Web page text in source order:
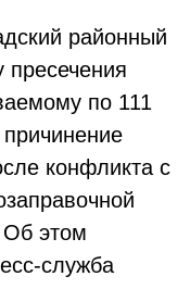
районный
пресечения
по 111
конфликта с
этом
служба